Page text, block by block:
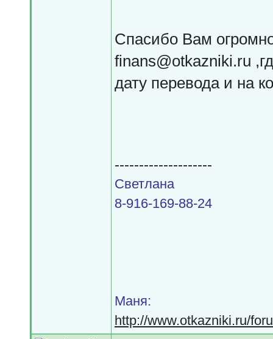
Спасибо Вам
finans@otkazniki.ru
дату перевода и на
--------------------
Светлана
8-916-169-88-24
Маня:
http://www.otkazniki.ru/